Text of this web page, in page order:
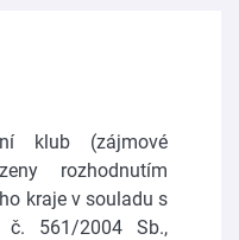
klub (zájmové
rozhodnutím
kraje v souladu s
561/2004 Sb.,